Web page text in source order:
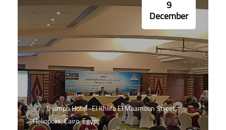
9
December
Triumph Hotel -El Khlifa El Maamoun Street,
Heliopolis, Cairo, Egypt